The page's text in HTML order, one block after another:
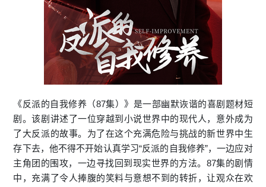
《反派的自我修养（87集）》是一部幽默诙谐的喜剧题材短
剧。该剧讲述了一位穿越到小说世界中的现代人，意外成为
了大反派的故事。为了在这个充满危险与挑战的新世界中生
存下去，他不得不开始认真学习“反派的自我修养”，一边应对
主角团的围攻，一边寻找回到现实世界的方法。87集的剧情
中，充满了令人捧腹的笑料与意想不到的转折，让观众在欢